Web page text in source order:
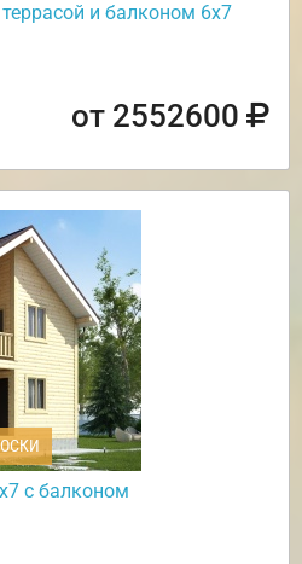
и балконом 6х7
от 2552600
с балконом